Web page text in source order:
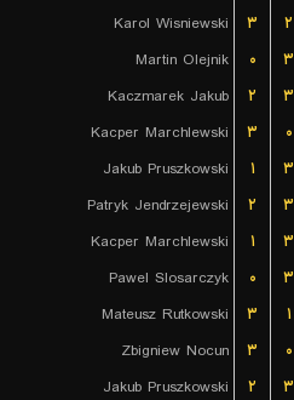
Karol Wisniewski
۳ ۲
Martin Olejnik
۰ ۳
Kaczmarek Jakub
۲ ۳
Kacper Marchlewski
۳ ۰
Jakub Pruszkowski
۱ ۳
Patryk Jendrzejewski
۲ ۳
Kacper Marchlewski
۱ ۳
Pawel Slosarczyk
۰ ۳
Mateusz Rutkowski
۳ ۱
Zbigniew Nocun
۳ ۰
Jakub Pruszkowski
۲ ۳